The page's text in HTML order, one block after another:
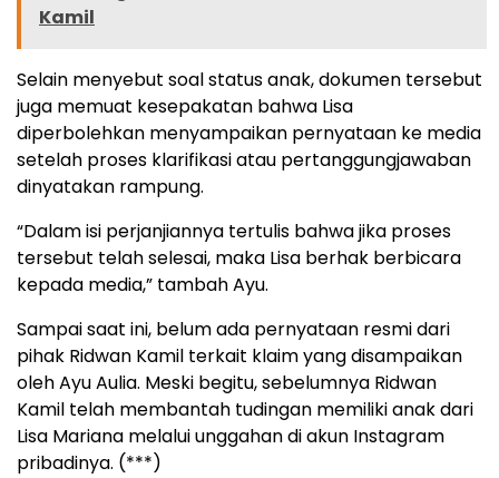
Kamil
Selain menyebut soal status anak, dokumen tersebut
juga memuat kesepakatan bahwa Lisa
diperbolehkan menyampaikan pernyataan ke media
setelah proses klarifikasi atau pertanggungjawaban
dinyatakan rampung.
“Dalam isi perjanjiannya tertulis bahwa jika proses
tersebut telah selesai, maka Lisa berhak berbicara
kepada media,” tambah Ayu.
Sampai saat ini, belum ada pernyataan resmi dari
pihak Ridwan Kamil terkait klaim yang disampaikan
oleh Ayu Aulia. Meski begitu, sebelumnya Ridwan
Kamil telah membantah tudingan memiliki anak dari
Lisa Mariana melalui unggahan di akun Instagram
pribadinya. (***)